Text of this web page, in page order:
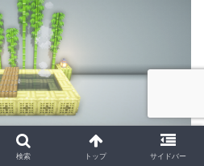
検索 トップ サイドバー